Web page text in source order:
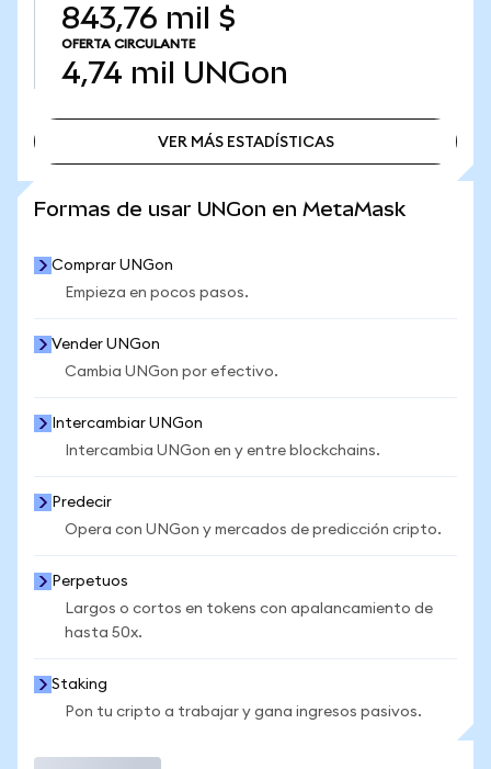
843,76 mil $
OFERTA CIRCULANTE
4,74 mil UNGon
VER MÁS ESTADÍSTICAS
Formas de usar UNGon en MetaMask
Comprar UNGon
Empieza en pocos pasos.
Vender UNGon
Cambia UNGon por efectivo.
Intercambiar UNGon
Intercambia UNGon en y entre blockchains.
Predecir
Opera con UNGon y mercados de predicción cripto.
Perpetuos
Largos o cortos en tokens con apalancamiento de
hasta 50x.
Staking
Pon tu cripto a trabajar y gana ingresos pasivos.